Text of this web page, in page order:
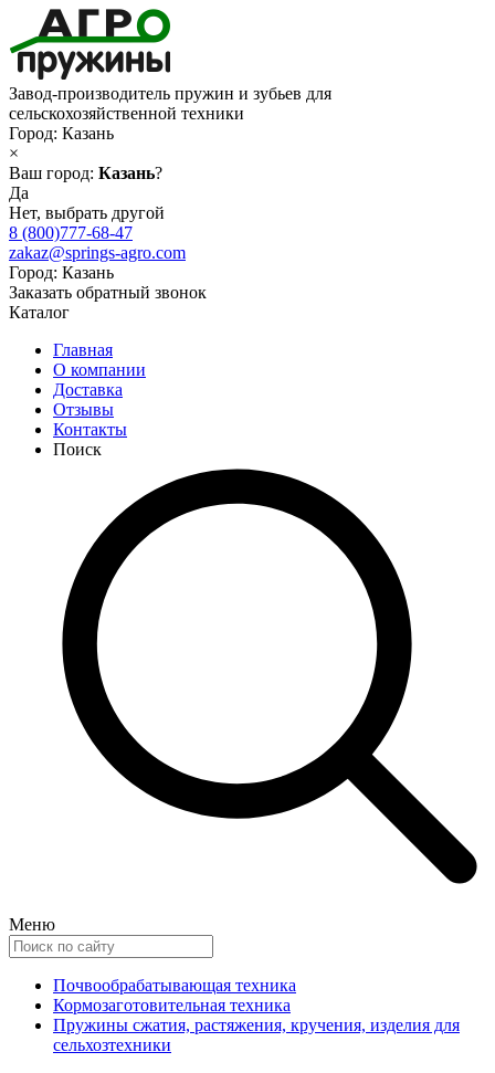
Завод-производитель пружин и зубьев для
сельскохозяйственной техники
Город: Казань
×
Ваш город: Казань?
Да
Нет, выбрать другой
8 (800)777-68-47
zakaz@springs-agro.com
Город: Казань
Заказать обратный звонок
Каталог
Главная
О компании
Доставка
Отзывы
Контакты
Поиск
Меню
Почвообрабатывающая техника
Кормозаготовительная техника
Пружины сжатия, растяжения, кручения, изделия для
сельхозтехники